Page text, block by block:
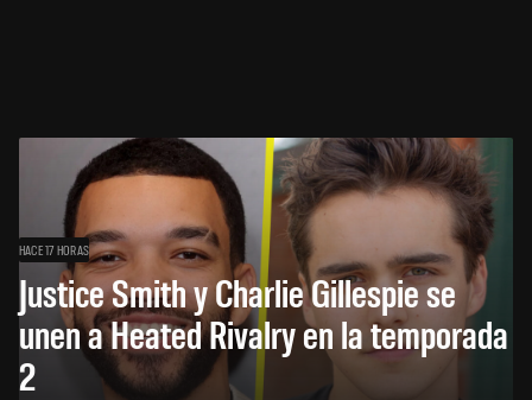
HACE 17 HORAS
Justice Smith y Charlie Gillespie se
unen a Heated Rivalry en la temporada
2